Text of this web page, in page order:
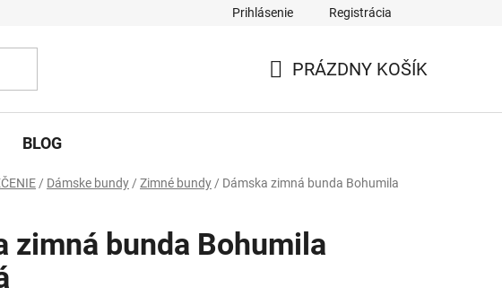
Prihlásenie Registrácia
PRÁZDNY KOŠÍK
BLOG
/ Dámske bundy / Zimné bundy / Dámska zimná bunda Bohumila
zimná bunda Bohumila